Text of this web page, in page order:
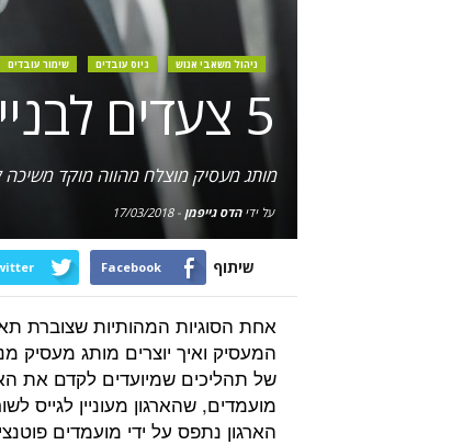
ניהול משאבי אנוש גיוס עובדים שימור עובדים
5 צעדים לבניית מותג מעסיק עוצמתי
מותג מעסיק מוצלח מהווה מוקד משיכה
על ידיהדס גייפמן -
17/03/2018
שיתוף Facebook
אחת הסוגיות המהותיות שצוברת
המעסיק ואיך יוצרים מותג מעסיק
של תהליכים שמיועדים לקדם את
מועמדים, שהארגון מעוניין לגייס
הארגון נתפס על ידי מועמדים